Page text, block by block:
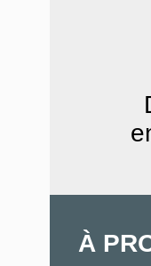
À